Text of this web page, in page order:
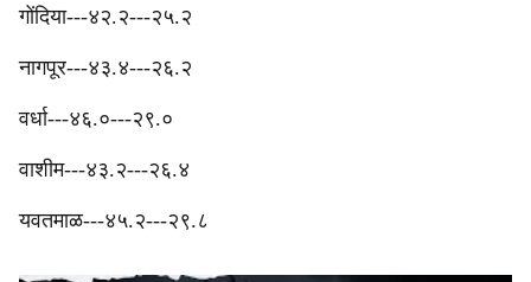
‎गोंदिया---४२.२---२५.२
‎नागपूर---४३.४---२६.२
‎वर्धा---४६.०---२९.०
‎वाशीम---४३.२---२६.४
‎यवतमाळ---४५.२---२९.८